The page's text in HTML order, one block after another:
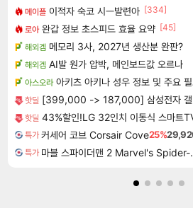
메이플 이적자 숙코 시ㅡ발련아 [334]
로아 완갑 정보 초스피드 효율 요약 [45]
해외겜 메모리 3사, 2027년 생산분 완판?
해외겜 AI발 원가 압박, 메인보드값 오르나
아스오라 아키츠 아키나 성우 정보 및 주요
핫딜 [399,000 -> 187,000] 삼성전자 갤
핫딜 43%할인!LG 32인치 이동식 스마트TV모니터 스
특가 커세어 코브 Corsair Cove25%
특가 마블 스